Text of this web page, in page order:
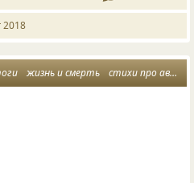
2018
жизнь и смерть стихи про август